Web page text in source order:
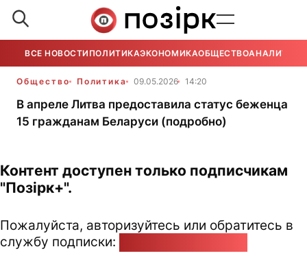
ВСЕ НОВОСТИ ПОЛИТИКАЭКОНОМИКАОБЩЕСТВОАНАЛИТИКА
Общество Политика 09.05.2026 14:20
В апреле Литва предоставила статус беженца
15 гражданам Беларуси (подробно)
Контент доступен только подписчикам
"Позірк+".
Пожалуйста, авторизуйтесь или обратитесь в
службу подписки: